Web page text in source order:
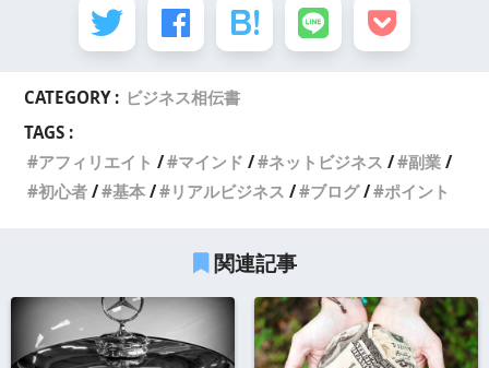
CATEGORY : ビジネス相伝書
TAGS :
アフィリエイト
マインド ネットビジネス
副業
初心者
基本 リアルビジネス ブログ ポイント
関連記事